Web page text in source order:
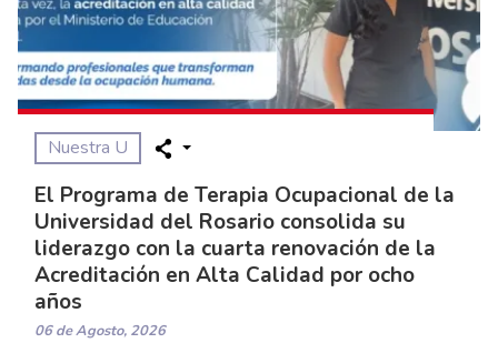
Nuestra U
El Programa de Terapia Ocupacional de la
Universidad del Rosario consolida su
liderazgo con la cuarta renovación de la
Acreditación en Alta Calidad por ocho
años
06 de Agosto, 2026